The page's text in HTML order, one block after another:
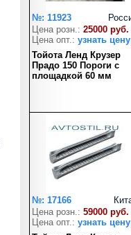
№: 11923
Цена розн.: 25000 руб.
Цена опт.: узнать цену
Тойота Ленд Крузер
Прадо 150 Пороги с
площадкой 60 мм
№: 17166
Цена розн.: 59000 руб.
Цена опт.: узнать цену